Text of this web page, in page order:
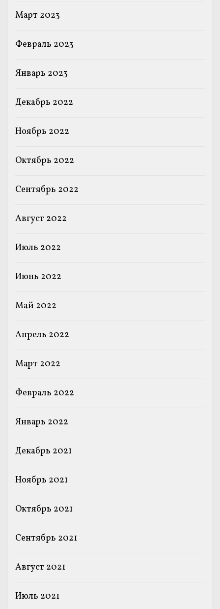
Март 2023
Февраль 2023
Январь 2023
Декабрь 2022
Ноябрь 2022
Октябрь 2022
Сентябрь 2022
Август 2022
Июль 2022
Июнь 2022
Май 2022
Апрель 2022
Март 2022
Февраль 2022
Январь 2022
Декабрь 2021
Ноябрь 2021
Октябрь 2021
Сентябрь 2021
Август 2021
Июль 2021